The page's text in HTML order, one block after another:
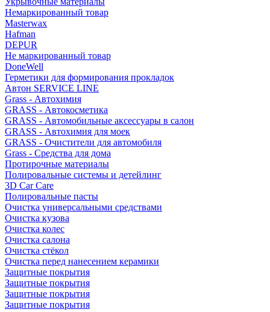
Немаркированный товар
Masterwax
Hafman
DEPUR
Не маркированный товар
DoneWell
Герметики для формирования прокладок
Автон SERVICE LINE
Grass - Автохимия
GRASS - Автокосметика
GRASS - Автомобильные аксессуары в салон
GRASS - Автохимия для моек
GRASS - Очистители для автомобиля
Grass - Средства для дома
Протирочные материалы
Полировальные системы и детейлинг
3D Car Care
Полировальные пасты
Очистка универсальными средствами
Очистка кузова
Очистка колес
Очистка салона
Очистка стёкол
Очистка перед нанесением керамики
Защитные покрытия
Защитные покрытия
Защитные покрытия
Защитные покрытия